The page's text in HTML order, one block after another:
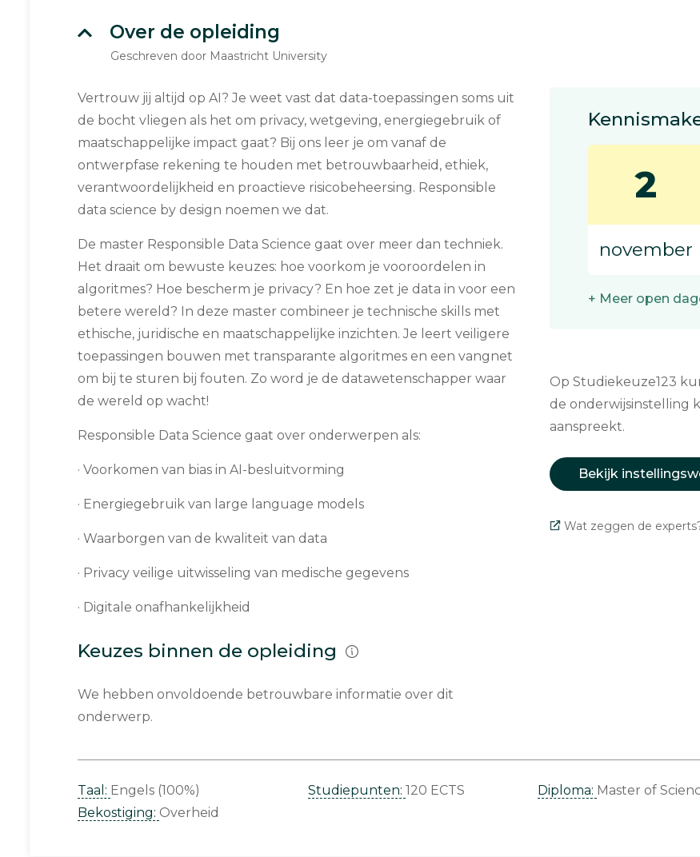
Over de opleiding
Geschreven door Maastricht University
Vertrouw jij altijd op AI? Je weet vast dat data-toepassingen soms uit
de bocht vliegen als het om privacy, wetgeving, energiegebruik of
maatschappelijke impact gaat? Bij ons leer je om vanaf de
ontwerpfase rekening te houden met betrouwbaarheid, ethiek,
verantwoordelijkheid en proactieve risicobeheersing. Responsible
data science by design noemen we dat.
De master Responsible Data Science gaat over meer dan techniek.
Het draait om bewuste keuzes: hoe voorkom je vooroordelen in
algoritmes? Hoe bescherm je privacy? En hoe zet je data in voor een
betere wereld? In deze master combineer je technische skills met
ethische, juridische en maatschappelijke inzichten. Je leert veiligere
toepassingen bouwen met transparante algoritmes en een vangnet
om bij te sturen bij fouten. Zo word je de datawetenschapper waar
de wereld op wacht!
Responsible Data Science gaat over onderwerpen als:
· Voorkomen van bias in AI-besluitvorming
· Energiegebruik van large language models
· Waarborgen van de kwaliteit van data
· Privacy veilige uitwisseling van medische gegevens
· Digitale onafhankelijkheid
Keuzes binnen de opleiding
We hebben onvoldoende betrouwbare informatie over dit
onderwerp.
2
november
+ Meer open
Op Studiekeuze123
de onderwijsinstelling
aanspreekt.
Bekijk
Wat zeggen de
Taal: Engels (100%)
Bekostiging: Overheid
Studiepunten: 120 ECTS Diploma: Master of